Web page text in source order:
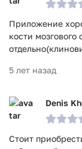
Приложение
кости
5 лет назад
Denis
Стоит